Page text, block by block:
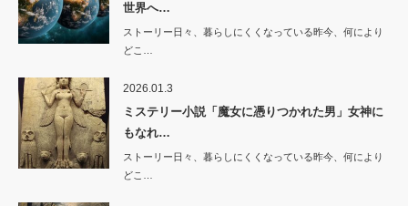
世界へ…
ストーリー日々、暮らしにくくなっている昨今、何により
どこ…
2026.01.3
ミステリー小説「魔女に憑りつかれた男」女神に
もなれ…
ストーリー日々、暮らしにくくなっている昨今、何により
どこ…